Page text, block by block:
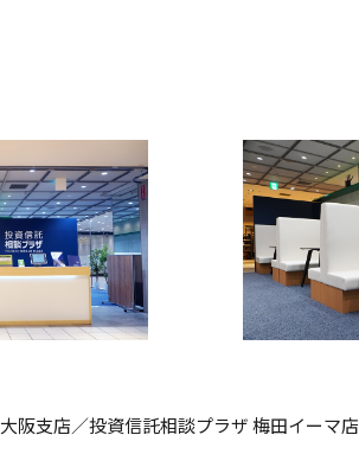
大阪支店／投資信託相談プラザ 梅田イーマ店